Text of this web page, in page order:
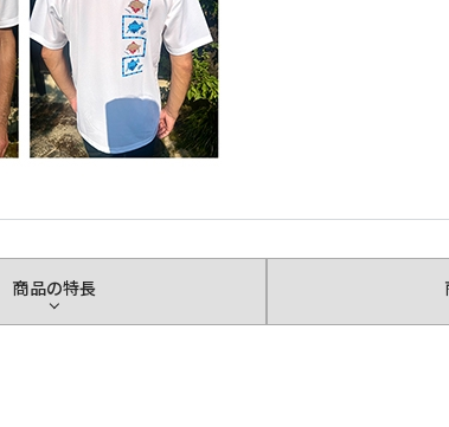
商品の特長